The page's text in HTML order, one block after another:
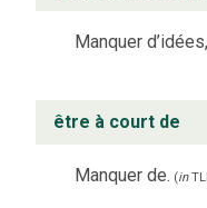
Manquer
être à court de
Manquer de. (in